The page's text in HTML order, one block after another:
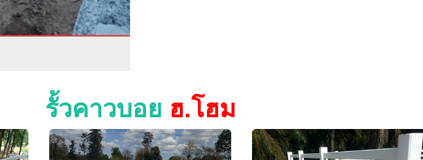
รั้วคาวบอย ฮ.โฮม